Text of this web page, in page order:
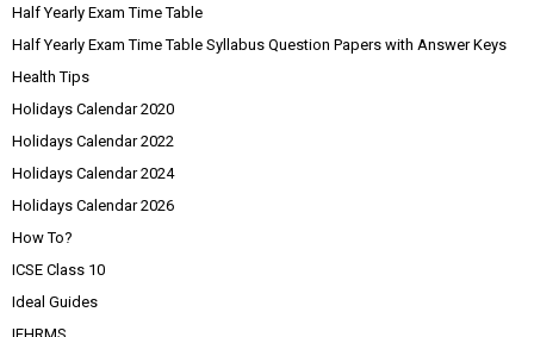
Half Yearly Exam Time Table
Half Yearly Exam Time Table Syllabus Question Papers with Answer Keys
Health Tips
Holidays Calendar 2020
Holidays Calendar 2022
Holidays Calendar 2024
Holidays Calendar 2026
How To?
ICSE Class 10
Ideal Guides